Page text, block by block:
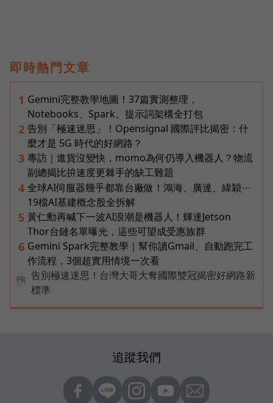
即時熱門文章
1 Gemini完整教學地圖！37篇實測整理，
Notebooks、Spark、提示詞架構全打包
2 告別「極速迷思」！Opensignal 國際評比揭密：什
麼才是 5G 時代的好網路？
3 專訪｜進貨沒變快，momo為何仍導入機器人？物流
副總揭比拚速度更棘手的缺工難題
4 全球AI伺服器幾乎都靠台廠做！鴻海、廣達、緯穎⋯
19檔AI基建概念股全拆解
5 黃仁勳再喊下一波AI浪潮是機器人！輝達Jetson
Thor台鏈名單曝光，這些可望成受惠族群
6 Gemini Spark完整教學｜幫你讀Gmail、自動跑完工
作流程，3個超實用情境一次看
PR
告別極速迷思！台灣大哥大奪國際雙冠揭密好網路新
標準
追蹤我們